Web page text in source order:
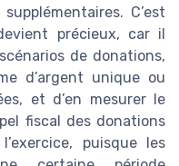
C’est
précieux, car il
de donations,
d’argent unique ou
et d’en mesurer le
fiscal des donations
puisque les